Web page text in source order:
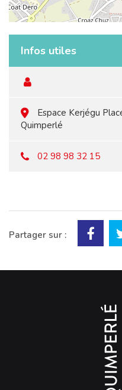
Infos utiles
Espace Kerjégu
Quimperlé
02 98 98 32 15
Partager sur :